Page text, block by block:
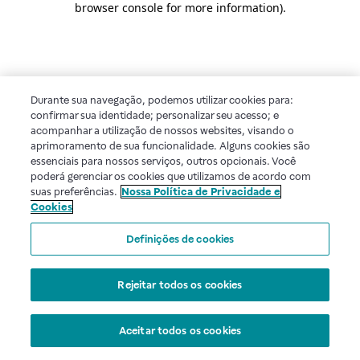
browser console for more information).
Durante sua navegação, podemos utilizar cookies para:
confirmar sua identidade; personalizar seu acesso; e
acompanhar a utilização de nossos websites, visando o
aprimoramento de sua funcionalidade. Alguns cookies são
essenciais para nossos serviços, outros opcionais. Você
poderá gerenciar os cookies que utilizamos de acordo com
suas preferências. Nossa Política de Privacidade e
Cookies
Definições de cookies
Rejeitar todos os cookies
Aceitar todos os cookies